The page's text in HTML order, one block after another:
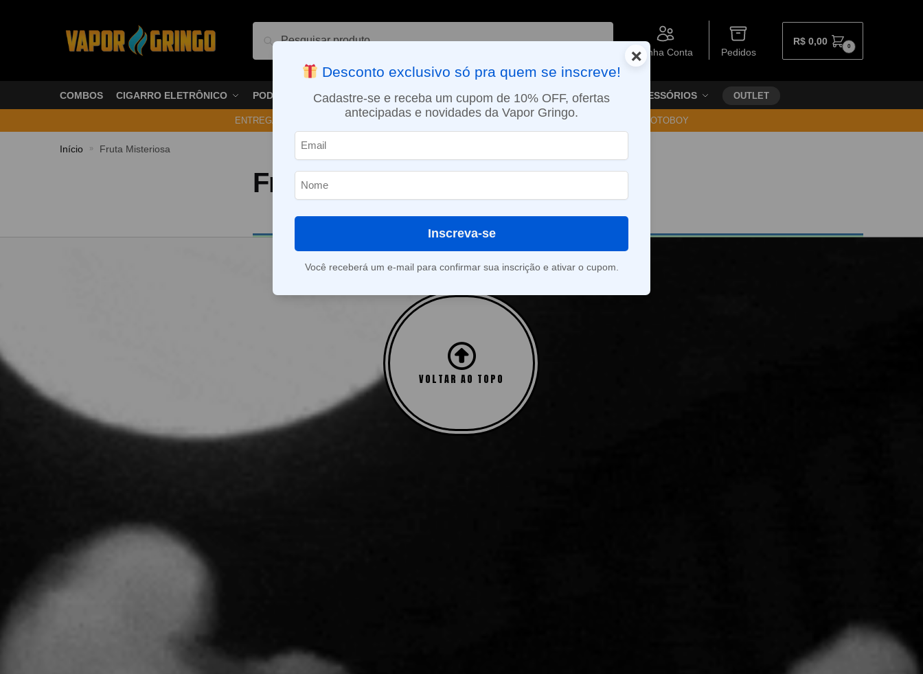
Pesquisar
Minha Conta Pedidos
R$ 0,00 0
COMBOS CIGARRO ELETRÔNICO PODS VAPORIZADOR DE ERVAS E-LIQUÍDOS NICOTINA ORAL ACESSÓRIOS OUTLET
ENTREGA NO MESMO DIA EM SÃO PAULO (SEG A SEX): PEDIDOS APROVADOS ATÉ 15:30 VIA MOTOBOY
Início » Fruta Misteriosa
Fruta Misteriosa
Nenhum produto foi encontrado para a sua seleção.
VOLTAR AO TOPO
×
Desconto exclusivo só pra quem se inscreve!
Cadastre-se e receba um cupom de 10% OFF, ofertas
antecipadas e novidades da Vapor Gringo.
Inscreva-se
Você receberá um e-mail para confirmar sua inscrição e ativar o cupom.